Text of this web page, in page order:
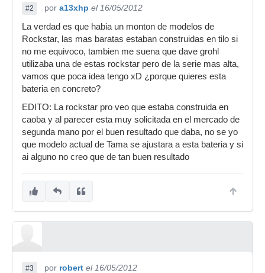
#2 por a13xhp el 16/05/2012
La verdad es que habia un monton de modelos de
Rockstar, las mas baratas estaban construidas en tilo si
no me equivoco, tambien me suena que dave grohl
utilizaba una de estas rockstar pero de la serie mas alta,
vamos que poca idea tengo xD ¿porque quieres esta
bateria en concreto?
EDITO: La rockstar pro veo que estaba construida en
caoba y al parecer esta muy solicitada en el mercado de
segunda mano por el buen resultado que daba, no se yo
que modelo actual de Tama se ajustara a esta bateria y si
ai alguno no creo que de tan buen resultado
#3 por robert el 16/05/2012